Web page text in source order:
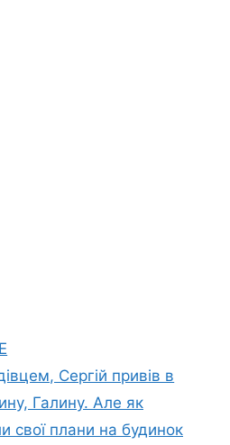
Сергій привів в
Галину. Але як
свої плани на будинок